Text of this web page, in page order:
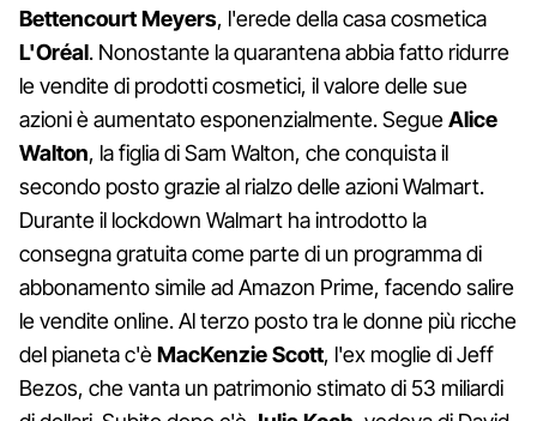
Bettencourt Meyers, l'erede della casa cosmetica
L'Oréal. Nonostante la quarantena abbia fatto ridurre
le vendite di prodotti cosmetici, il valore delle sue
azioni è aumentato esponenzialmente. SegueAlice
Walton, la figlia di Sam Walton, che conquista il
secondo posto grazie al rialzo delle azioni Walmart.
Durante il lockdown Walmart ha introdotto la
consegna gratuita come parte di un programma di
abbonamento simile ad Amazon Prime, facendo salire
le vendite online. Al terzo posto tra le donne più ricche
del pianeta c'èMacKenzie Scott, l'ex moglie di Jeff
Bezos, che vanta un patrimonio stimato di 53 miliardi